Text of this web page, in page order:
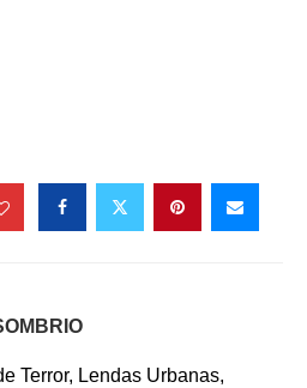
Terror, Lendas Urbanas,